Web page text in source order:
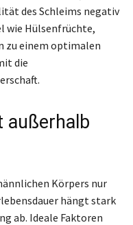
des Schleims negativ
wie Hülsenfrüchte,
zu einem optimalen
die
außerhalb
Körpers nur
hängt stark
ab. Ideale Faktoren